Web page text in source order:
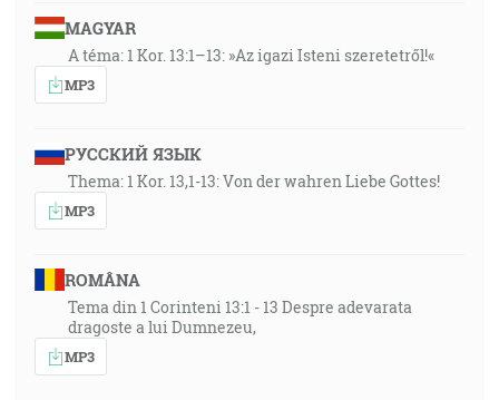
MAGYAR
A téma: 1 Kor. 13:1–13: »Az igazi Isteni szeretetről!«
MP3
РУССКИЙ ЯЗЫК
Thema: 1 Kor. 13,1-13: Von der wahren Liebe Gottes!
MP3
ROMÂNA
Tema din 1 Corinteni 13:1 - 13 Despre adevarata
dragoste a lui Dumnezeu,
MP3